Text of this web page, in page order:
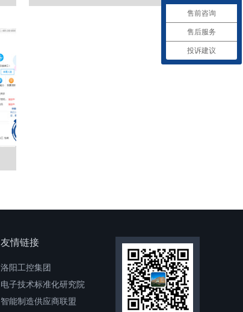
友情链接
洛阳工控集团
电子技术标准化研究院
智能制造供应商联盟
售前咨询
售后服务
投诉建议